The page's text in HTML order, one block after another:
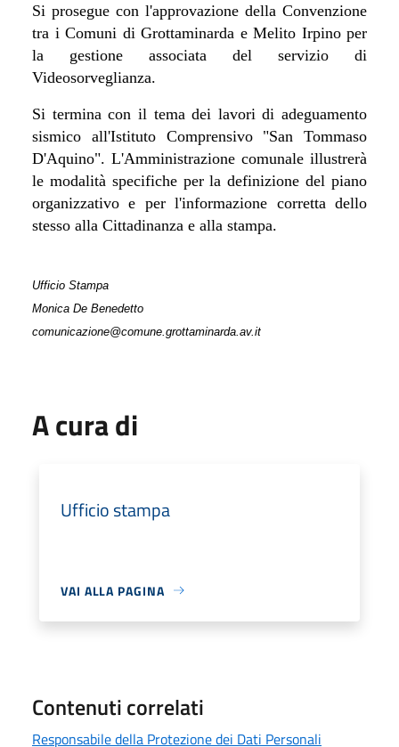
Si prosegue con l'approvazione della Convenzione
tra i Comuni di Grottaminarda e Melito Irpino per
la gestione associata del servizio di
Videosorveglianza.
Si termina con il tema dei lavori di adeguamento
sismico all'Istituto Comprensivo "San Tommaso
D'Aquino". L'Amministrazione comunale illustrerà
le modalità specifiche per la definizione del piano
organizzativo e per l'informazione corretta dello
stesso alla Cittadinanza e alla stampa.
Ufficio Stampa
Monica De Benedetto
comunicazione@comune.grottaminarda.av.it
A cura di
Ufficio stampa
VAI ALLA PAGINA
Contenuti correlati
Responsabile della Protezione dei Dati Personali